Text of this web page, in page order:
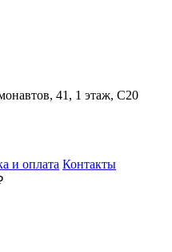
41, 1 этаж, С20
и оплата Контакты